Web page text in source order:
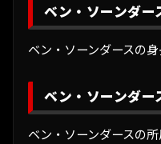
ベン・ソーンダー
ベン・ソーンダースの身
ベン・ソーンダー
ベン・ソーンダースの